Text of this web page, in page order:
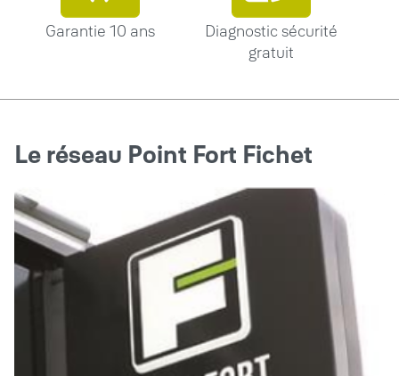
Garantie 10 ans
Diagnostic sécurité
gratuit
Le réseau Point Fort Fichet